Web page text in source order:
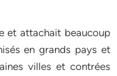
et attachait beaucoup
en grands pays et
villes et contrées